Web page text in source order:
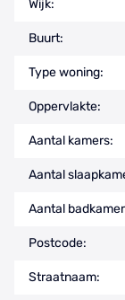
Wijk:
Buurt:
Type woning:
Oppervlakte:
Aantal kamers:
Aantal
Aantal
Postcode:
Straatnaam: